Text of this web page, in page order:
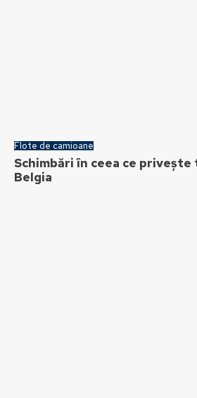
Flote de camioane
Schimbări în ceea ce privește
Belgia